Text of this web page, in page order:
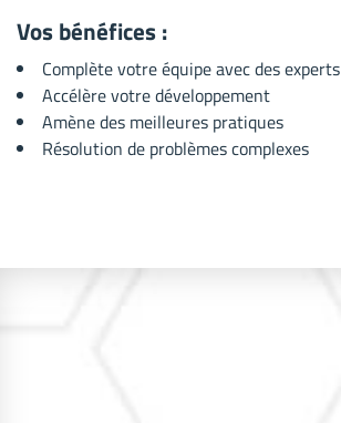
Vos bénéfices :
Complète votre équipe avec des experts
Accélère votre développement
Amène des meilleures pratiques
Résolution de problèmes complexes